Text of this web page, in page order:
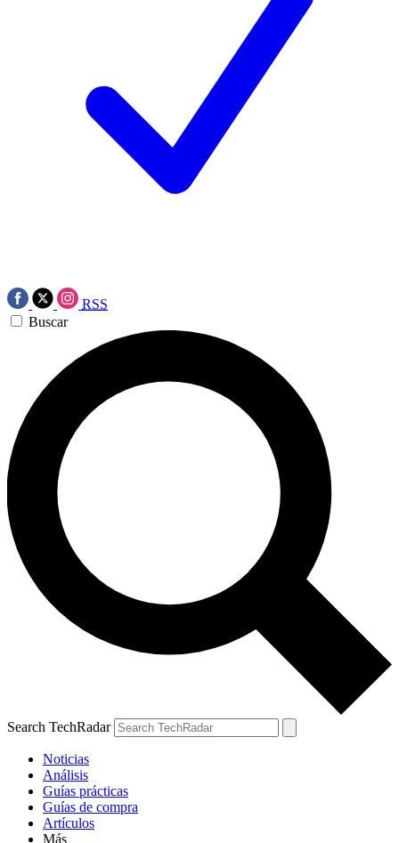
RSS
Buscar
Search TechRadar
Noticias
Análisis
Guías prácticas
Guías de compra
Artículos
Más